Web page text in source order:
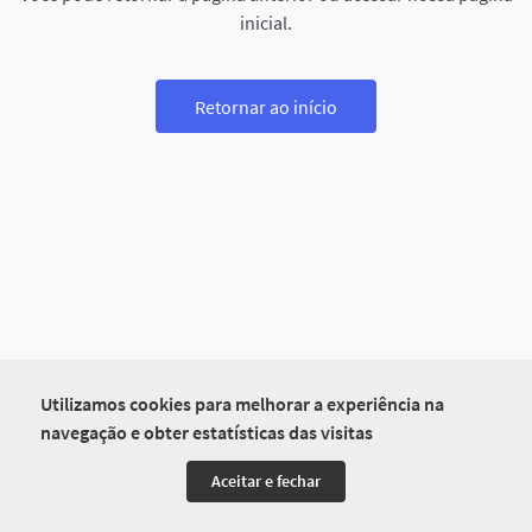
Utilizamos cookies para melhorar a experiência na
navegação e obter estatísticas das visitas
Aceitar e fechar
inicial.
Retornar ao início